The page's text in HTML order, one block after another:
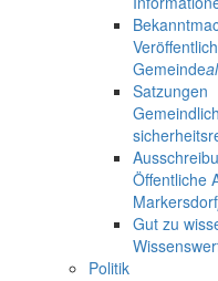
Gemeinde
Satzungen
Öffentliche
Markersdorf
Gut zu
Politik